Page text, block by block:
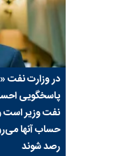
در وزارت نفت
پاسخگویی
نفت وزیر است
حساب آنها
رصد شوند